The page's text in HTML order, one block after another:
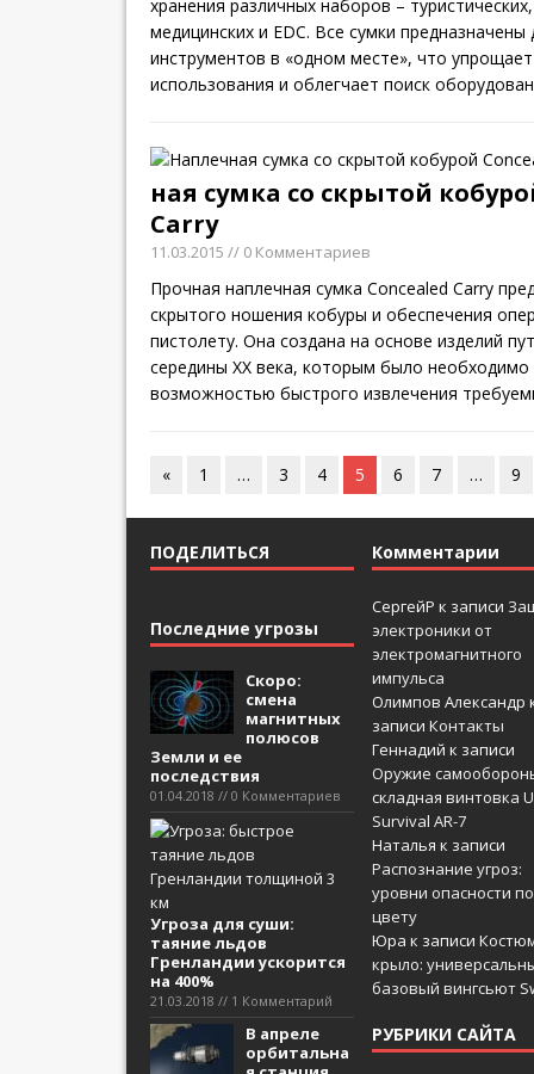
хранения различных наборов –
медицинских и EDC. Все сумки предназначены
инструментов в «одном месте», что
использования и облегчает поиск
ная сумка со скрытой
Carry
11.03.2015 // 0 Комментариев
Прочная наплечная сумка Concealed Carry
скрытого ношения кобуры и обеспечения
пистолету. Она создана на основе изделий
середины ХХ века, которым было необходимо
возможностью быстрого извлечения
« 1 … 3 4 5 6 7 … 9
ПОДЕЛИТЬСЯ
Последние угрозы
Скоро:
смена
магнитных
полюсов
Земли и ее
последствия
01.04.2018 // 0 Комментариев
Угроза для суши:
таяние льдов
Гренландии ускорится
на 400%
21.03.2018 // 1 Комментарий
В апреле
орбитальна
Комментарии
СергейР к записи
электроники от
электромагнитного
импульса
Олимпов Александр
записи Контакты
Геннадий к записи
Оружие
складная винтовка
Survival AR-7
Наталья к записи
Распознание угроз:
уровни опасности по
цвету
Юра к записи
крыло:
базовый вингсьют
РУБРИКИ САЙТА